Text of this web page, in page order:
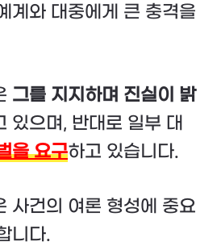
계와 대중에게 큰 충격을
그를 지지하며 진실이 밝
있으며, 반대로 일부 대
을 요구하고 있습니다.
사건의 여론 형성에 중요
니다.